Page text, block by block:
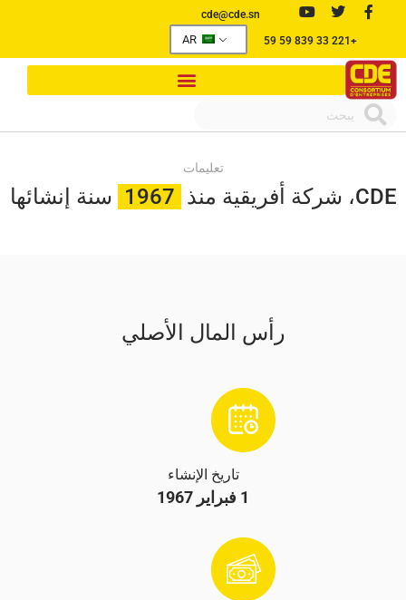
cde@cde.sn
+221 33 839 59 59
AR
تعليمات
CDE، شركة أفريقية منذ 1967 سنة إنشائها
رأس المال الأصلي
تاريخ الإنشاء
1 فبراير 1967